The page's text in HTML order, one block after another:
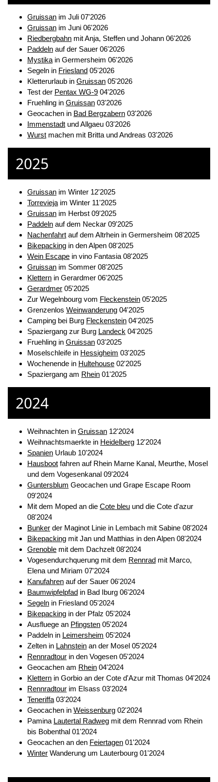
Gruissan im Juli 07'2026
Gruissan im Juni 06'2026
Riedbergbahn mit Anja, Steffen und Johann 06'2026
Paddeln auf der Sauer 06'2026
Mystika in Germersheim 06'2026
Segeln in Friesland 05'2026
Kletterurlaub in Gruissan 05'2026
Test der Pentax WG-9 04'2026
Fruehling in Gruissan 03'2026
Geocachen in Bad Bergzabern 03'2026
Immenstadt und Allgaeu 03'2026
Wurst machen mit Britta und Andreas 03'2026
2025
Gruissan im Winter 12'2025
Torrevieja im Winter 11'2025
Gruissan im Herbst 09'2025
Paddeln auf dem Neckar 09'2025
Nachenfahrt auf dem Altrhein in Germersheim 08'2025
Bikepacking in den Alpen 08'2025
Wein Escape in vino Fantasia 08'2025
Gruissan im Sommer 08'2025
Klettern in Gerardmer 06'2025
Gerardmer 05'2025
Zur Wegelnbourg vom Fleckenstein 05'2025
Grenzenlos Weinwanderung 04'2025
Camping bei Burg Fleckenstein 04'2025
Spaziergang zur Burg Landeck 04'2025
Fruehling in Gruissan 03'2025
Moselschleife in Hessigheim 03'2025
Wochenende in Hultehouse 02'2025
Spaziergang am Rhein 01'2025
2024
Weihnachten in Gruissan 12'2024
Weihnachtsmaerkte in Heidelberg 12'2024
Spanien Urlaub 10'2024
Hausboot fahren auf Rhein Marne Kanal, Meurthe, Mosel
und dem Vogesenkanal 09'2024
Guntersblum Geocachen und Grape Escape Room
09'2024
Mit dem Moped an die Cote bleu und die Cote d'azur
08'2024
Bunker der Maginot Linie in Lembach mit Sabine 08'2024
Bikepacking mit Jan und Matthias in den Alpen 08'2024
Grenoble mit dem Dachzelt 08'2024
Vogesendurchquerung mit dem Rennrad mit Marco,
Elena und Miriam 07'2024
Kanufahren auf der Sauer 06'2024
Baumwipfelpfad in Bad Iburg 06'2024
Segeln in Friesland 05'2024
Bikepacking in der Pfalz 05'2024
Ausfluege an Pfingsten 05'2024
Paddeln in Leimersheim 05'2024
Zelten in Lahnstein an der Mosel 05'2024
Rennradtour in den Vogesen 05'2024
Geocachen am Rhein 04'2024
Klettern in Gorbio an der Cote d'Azur mit Thomas 04'2024
Rennradtour im Elsass 03'2024
Teneriffa 03'2024
Geocachen in Weissenburg 02'2024
Pamina Lautertal Radweg mit dem Rennrad vom Rhein
bis Bobenthal 01'2024
Geocachen an den Feiertagen 01'2024
Winter Wanderung um Lauterbourg 01'2024